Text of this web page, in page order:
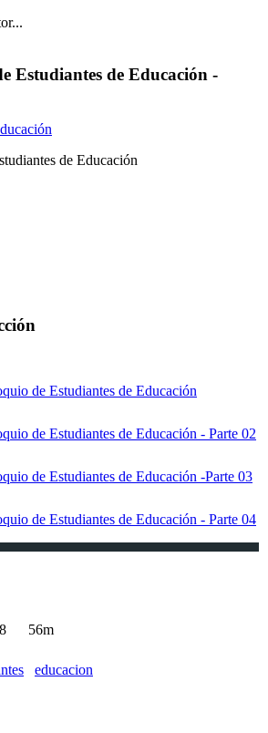
Estudiantes de Educación -
de Educación
de Estudiantes de Educación
de Estudiantes de Educación - Parte 02
de Estudiantes de Educación -Parte 03
de Estudiantes de Educación - Parte 04
56m
educacion